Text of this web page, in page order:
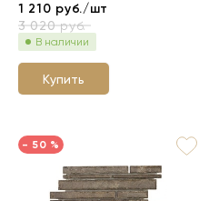
1 210 руб./шт
3 020руб.
В наличии
Купить
- 50 %